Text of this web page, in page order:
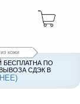
кожи
БЕСПЛАТНА ПО
СДЭК В
БЕСПЛАТНА ПО
СДЭК В